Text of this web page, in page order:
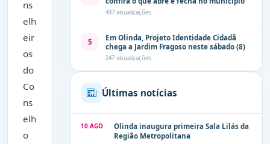
ns
elh
eir
os
do
Co
ns
elh
o
447 visualizações
5
Em Olinda, Projeto Identidade Cidadã
chega a Jardim Fragoso neste sábado (8)
247 visualizações
Últimas notícias
10 AGO
Olinda inaugura primeira Sala Lilás da
Região Metropolitana